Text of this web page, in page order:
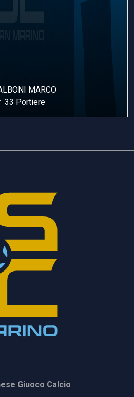
MARCO
33 Portiere
Giuoco Calcio